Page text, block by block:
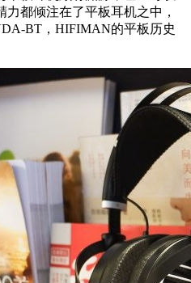
都倾注在了平板耳机之中，
BT，HIFIMAN的平板历史